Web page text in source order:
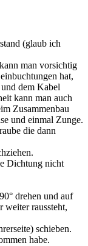
(glaub ich
man vorsichtig
hat,
dem Kabel
kann man auch
Zusammenbau
und einmal Zunge.
die dann
Dichtung nicht
drehen und auf
weiter raussteht,
schieben.
habe.